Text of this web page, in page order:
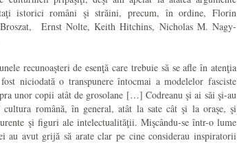
istorici români şi străini, precum, în ordine, Florin
Ernst Nolte, Keith Hitchins, Nicholas M. Nagy-
recunoaşteri de esenţă care trebuie să se afle în atenţia
niciodată o transpunere întocmai a modelelor fasciste
unor copii atât de grosolane […] Codreanu şi ai săi şi-au
română, în general, atât la sate cât şi la oraşe, şi
şi figuri ale intelectualităţii. Mişcându-se într-o lume
au avut grijă să arate clar pe cine considerau inspiratorii